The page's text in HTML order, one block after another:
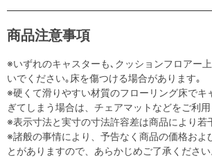
商品注意事項
※いずれのキャスターも､クッションフロアー
いでください｡床を傷つける場合があります｡
※硬くて滑りやすい材質のフローリング床でキ
ぎてしまう場合は、チェアマットなどをご利
※表示寸法と実寸の寸法許容差は商品により若
※諸般の事情により、予告なく商品の価格およ
とがありますので、あらかじめご了承ください